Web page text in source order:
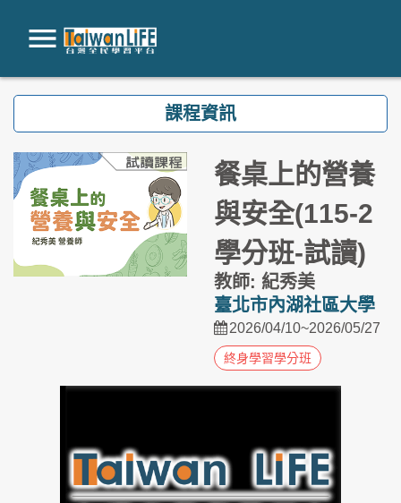
跳到主要內容
課程資訊
餐桌上的營養
與安全(115-2
學分班-試讀)
教師: 紀秀美
臺北市內湖社區大學
2026/04/10~2026/05/27
終身學習學分班